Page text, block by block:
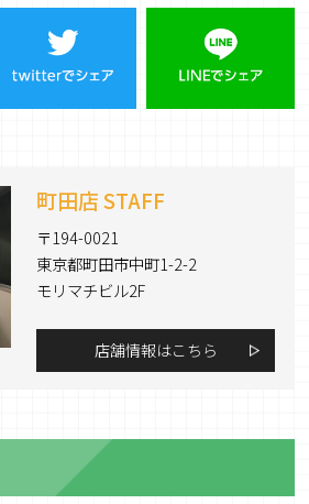
町田店 STAFF
〒194-0021
東京都町田市中町1-2-2
モリマチビル2F
店舗情報はこちら